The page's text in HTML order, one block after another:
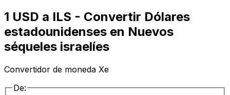
1 USD a ILS - Convertir Dólares
estadounidenses en Nuevos
séqueles israelíes
Convertidor de moneda Xe
De: